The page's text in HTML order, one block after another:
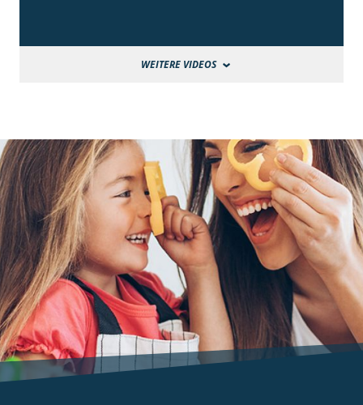
WEITERE VIDEOS